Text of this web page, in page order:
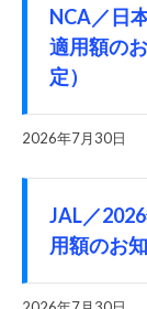
NCA／日
適用額の
定）
2026年7月30日
JAL／
用額のお